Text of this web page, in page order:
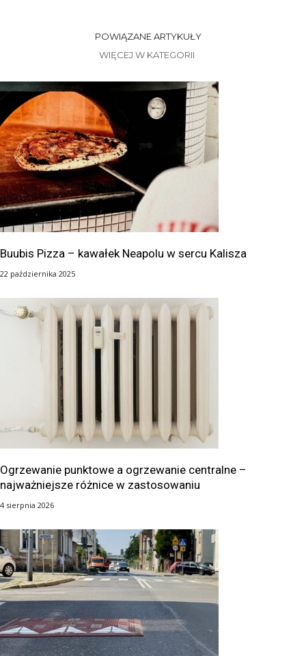
POWIĄZANE ARTYKUŁY
WIĘCEJ W KATEGORII
Buubis Pizza – kawałek Neapolu w sercu Kalisza
22 października 2025
Ogrzewanie punktowe a ogrzewanie centralne –
najważniejsze różnice w zastosowaniu
4 sierpnia 2026